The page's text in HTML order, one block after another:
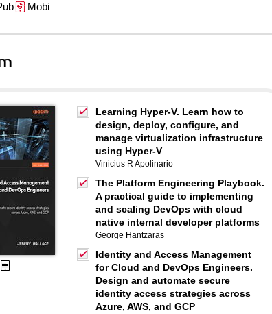
Mobi
Learning Hyper-V. Learn how to
design, deploy, configure, and
manage virtualization infrastructure
using Hyper-V
Vinicius R Apolinario
The Platform Engineering Playbook.
A practical guide to implementing
and scaling DevOps with cloud
native internal developer platforms
George Hantzaras
Identity and Access Management
for Cloud and DevOps Engineers.
Design and automate secure
identity access strategies across
Azure, AWS, and GCP